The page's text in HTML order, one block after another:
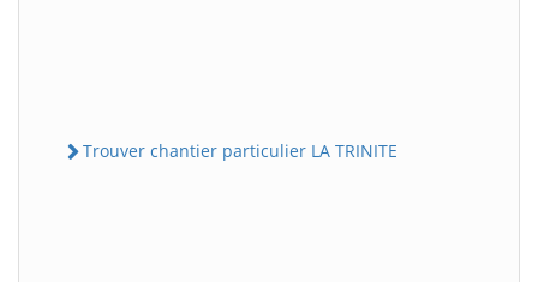
Trouver chantier particulier LA TRINITE